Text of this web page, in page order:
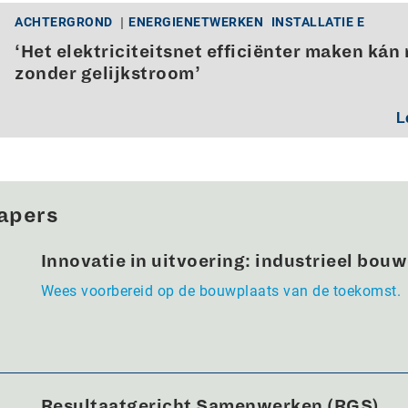
ACHTERGROND ENERGIENETWERKEN INSTALLATIE E
‘Het elektriciteitsnet efficiënter maken kán
zonder gelijkstroom’
Innovatie in uitvoering: industrieel
Wees voorbereid op de bouwplaats van de toekomst.